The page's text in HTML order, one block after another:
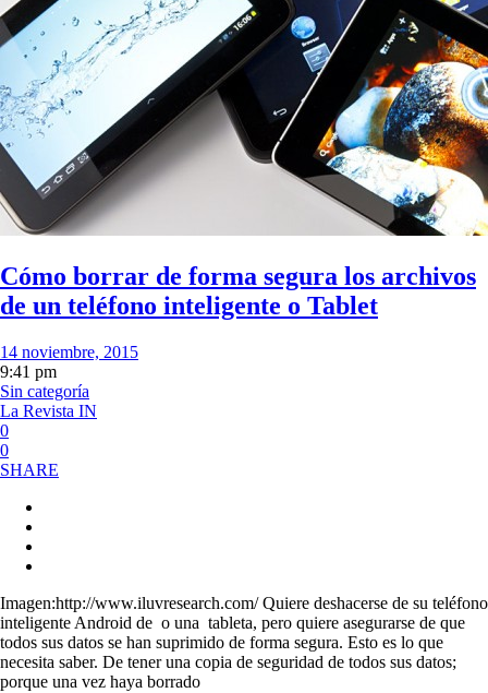
Cómo borrar de forma segura los archivos
de un teléfono inteligente o Tablet
14 noviembre, 2015
9:41 pm
Sin categoría
La Revista IN
0
0
SHARE
Imagen:http://www.iluvresearch.com/ Quiere deshacerse de su teléfono
inteligente Android de o una tableta, pero quiere asegurarse de que
todos sus datos se han suprimido de forma segura. Esto es lo que
necesita saber. De tener una copia de seguridad de todos sus datos;
porque una vez haya borrado